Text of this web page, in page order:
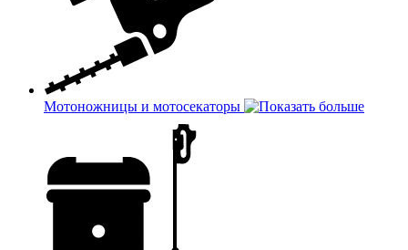
Мотоножницы и мотосекаторы